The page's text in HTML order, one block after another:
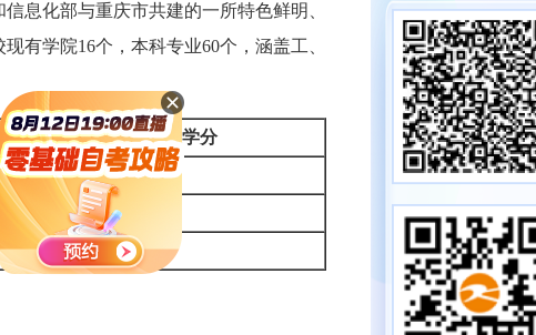
息化部与重庆市共建的一所特色鲜明、
有学院16个，本科专业60个，涵盖工、
毕业学分
79
78